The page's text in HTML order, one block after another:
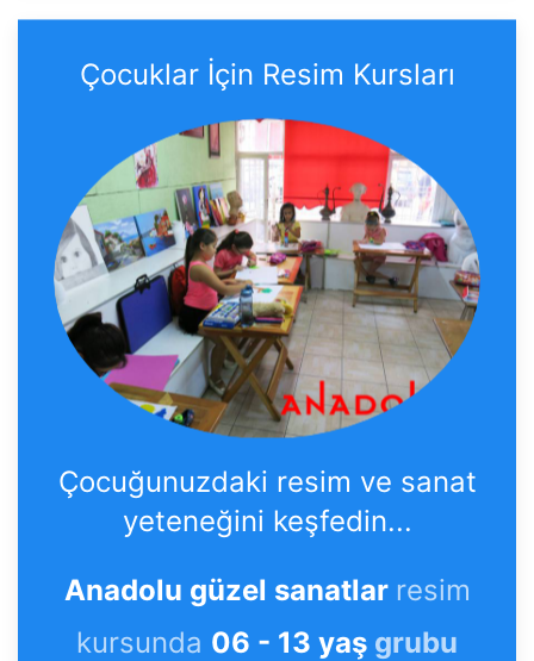
Çocuklar İçin Resim Kursları
Çocuğunuzdaki resim ve sanat
yeteneğini keşfedin...
Anadolu güzel sanatlar resim
kursunda 06 - 13 yaş grubu